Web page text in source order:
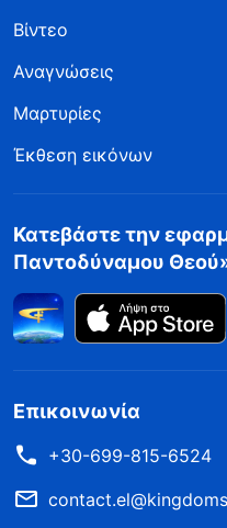
Βίντεο
Αναγνώσεις
Μαρτυρίες
Έκθεση εικόνων
Κατεβάστε την
Παντοδύναμου
Επικοινωνία
+30-699-815-6524